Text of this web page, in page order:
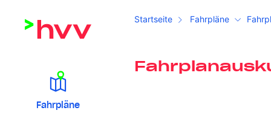
Startseite Fahrpläne
Fahrpläne